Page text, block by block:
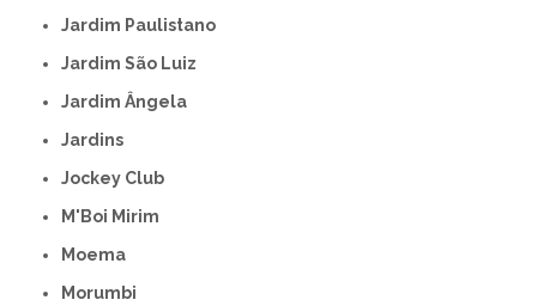
Jardim Paulistano
Jardim São Luiz
Jardim Ângela
Jardins
Jockey Club
M'Boi Mirim
Moema
Morumbi